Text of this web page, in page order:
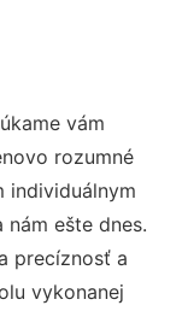
vám
rozumné
individuálnym
ešte dnes.
precíznosť a
vykonanej